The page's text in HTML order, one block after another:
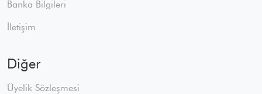
Banka Bilgileri
İletişim
Diğer
Üyelik Sözleşmesi